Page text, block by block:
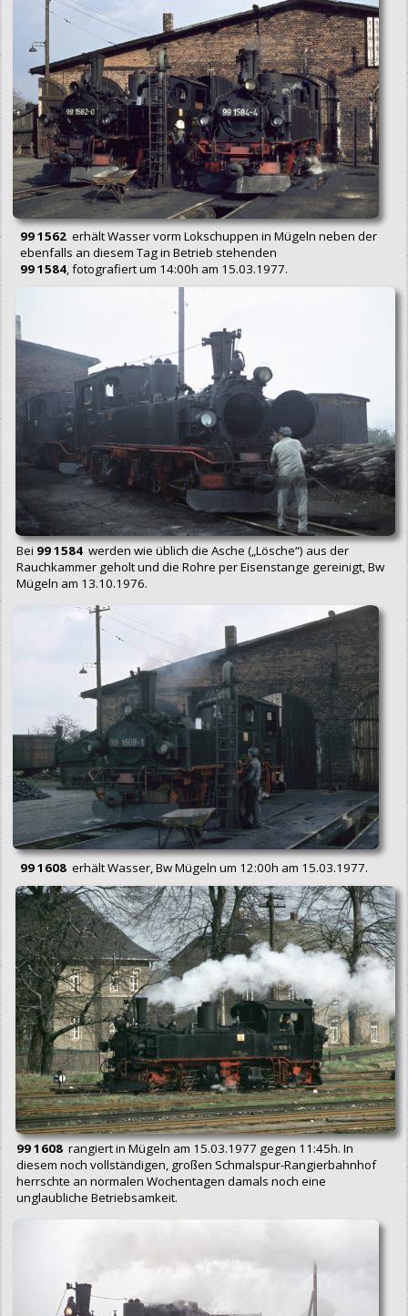
99 1562erhält Wasser vorm Lokschuppen in Mügeln neben der
ebenfalls an diesem Tag in Betrieb stehenden
99 1584, fotografiert um 14:00h am 15.03.1977.
Bei 99 1584 werden wie üblich die Asche („Lösche“) aus der
Rauchkammer geholt und die Rohre per Eisenstange gereinigt, Bw
Mügeln am 13.10.1976.
99 1608erhält Wasser, Bw Mügeln um 12:00h am 15.03.1977.
99 1608 rangiert in Mügeln am 15.03.1977 gegen 11:45h. In
diesem noch vollständigen, großen Schmalspur-Rangierbahnhof
herrschte an normalen Wochentagen damals noch eine
unglaubliche Betriebsamkeit.